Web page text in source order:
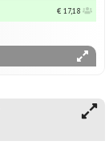
€ 17,18